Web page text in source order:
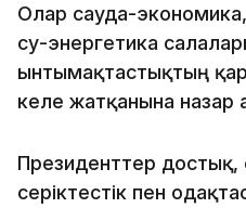
Олар сауда-
су-энергетика
ынтымақтастықтың
келе жатқанына назар
Президенттер достық,
серіктестік пен